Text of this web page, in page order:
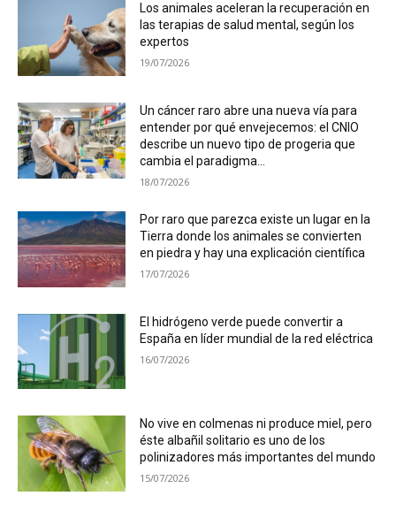
Los animales aceleran la recuperación en
las terapias de salud mental, según los
expertos
19/07/2026
Un cáncer raro abre una nueva vía para
entender por qué envejecemos: el CNIO
describe un nuevo tipo de progeria que
cambia el paradigma...
18/07/2026
Por raro que parezca existe un lugar en la
Tierra donde los animales se convierten
en piedra y hay una explicación científica
17/07/2026
El hidrógeno verde puede convertir a
España en líder mundial de la red eléctrica
16/07/2026
No vive en colmenas ni produce miel, pero
éste albañil solitario es uno de los
polinizadores más importantes del mundo
15/07/2026